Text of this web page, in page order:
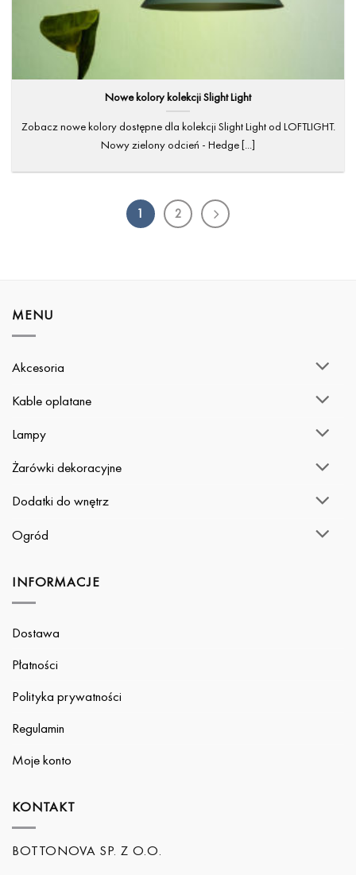
Nowe kolory kolekcji Slight Light
Zobacz nowe kolory dostępne dla kolekcji Slight Light od LOFTLIGHT.
Nowy zielony odcień - Hedge [...]
1 2
MENU
Akcesoria
Kable oplatane
Lampy
Żarówki dekoracyjne
Dodatki do wnętrz
Ogród
INFORMACJE
Dostawa
Płatności
Polityka prywatności
Regulamin
Moje konto
KONTAKT
BOTTONOVA SP. Z O.O.